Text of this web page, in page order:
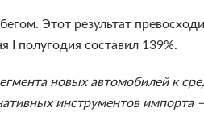
Этот результат
I полугодия составил 139%.
новых автомобилей к
инструментов импорта